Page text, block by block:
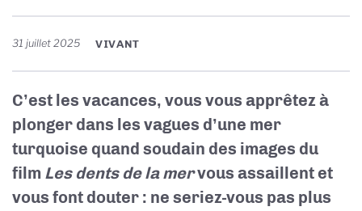
31 juillet 2025 VIVANT
C’est les vacances, vous vous apprêtez à
plonger dans les vagues d’une mer
turquoise quand soudain des images du
film Les dents de la mervous assaillent et
vous font douter : ne seriez-vous pas plus